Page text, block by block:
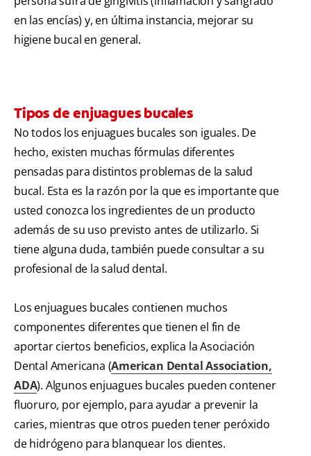
en las encías) y, en última instancia, mejorar su
higiene bucal en general.
Tipos de enjuagues bucales
No todos los enjuagues bucales son iguales. De
hecho, existen muchas fórmulas diferentes
pensadas para distintos problemas de la salud
bucal. Esta es la razón por la que es importante que
usted conozca los ingredientes de un producto
además de su uso previsto antes de utilizarlo. Si
tiene alguna duda, también puede consultar a su
profesional de la salud dental.
Los enjuagues bucales contienen muchos
componentes diferentes que tienen el fin de
aportar ciertos beneficios, explica la Asociación
Dental Americana (American Dental Association,
ADA). Algunos enjuagues bucales pueden contener
fluoruro, por ejemplo, para ayudar a prevenir la
caries, mientras que otros pueden tener peróxido
de hidrógeno para blanquear los dientes.